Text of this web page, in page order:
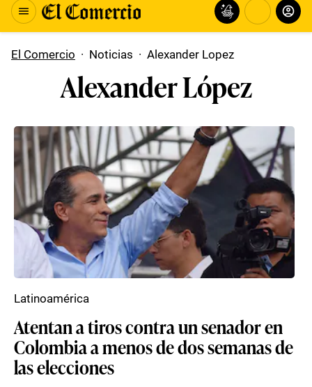
El Comercio · Noticias · Alexander Lopez
Alexander López
Atentan a tiros contra un senador en
Colombia a menos de dos semanas de
las elecciones
Latinoamérica